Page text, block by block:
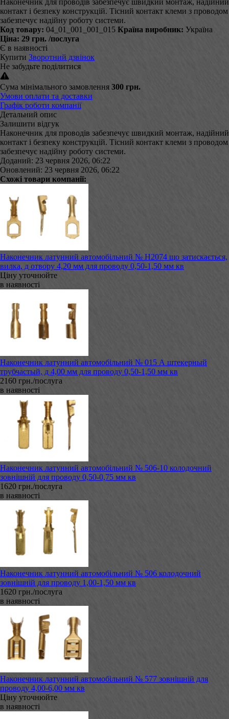
контакт і безпеку конструкцій. Тісний контакт клеми з проводом
забезпечує надійну роботу системи.
Код товару: 04_01_001_001_015 Країна виробник: Україна
Ціна: 29 грн. /послуга
Є в наявності
Купити Зворотний дзвінок
Не забудьте поділитися
Сума мінімального замовлення 300 грн.
Умови оплати та доставки
Графік роботи компанії
Детальний опис
Залишити відгук
Наконечник для проводів забезпечує швидкий монтаж, надійний
контакт і безпеку конструкцій. Тісний контакт клеми з проводом
забезпечує надійну роботу системи.
Доданий: 23 червня 2026, 06:22
Оновлений: 23 червня 2026, 06:22
Схожі товари компанії:
Наконечник латунний автомобільний № Н2074 що затискається,
вилка, д отвору 4,20 мм для проводу 0,50-1,50 мм кв
Ціну уточнюйте
в наявності
Наконечник латунний автомобільний № 015 А штекерный
трубчастый, д 4,00 мм для проводу 0,50-1,50 мм кв
2160 грн./послуга
в наявності
Наконечник латунний автомобільний № 506-10 колодочний
зовнішній для проводу 0,50-0,75 мм кв
1620 грн./послуга
в наявності
Наконечник латунний автомобільний № 506 колодочний
зовнішній для проводу 1,00-1,50 мм кв
1620 грн./послуга
в наявності
Наконечник латунний автомобільний № 577 зовнішній для
проводу 4,00-6,00 мм кв
Ціну уточнюйте
в наявності